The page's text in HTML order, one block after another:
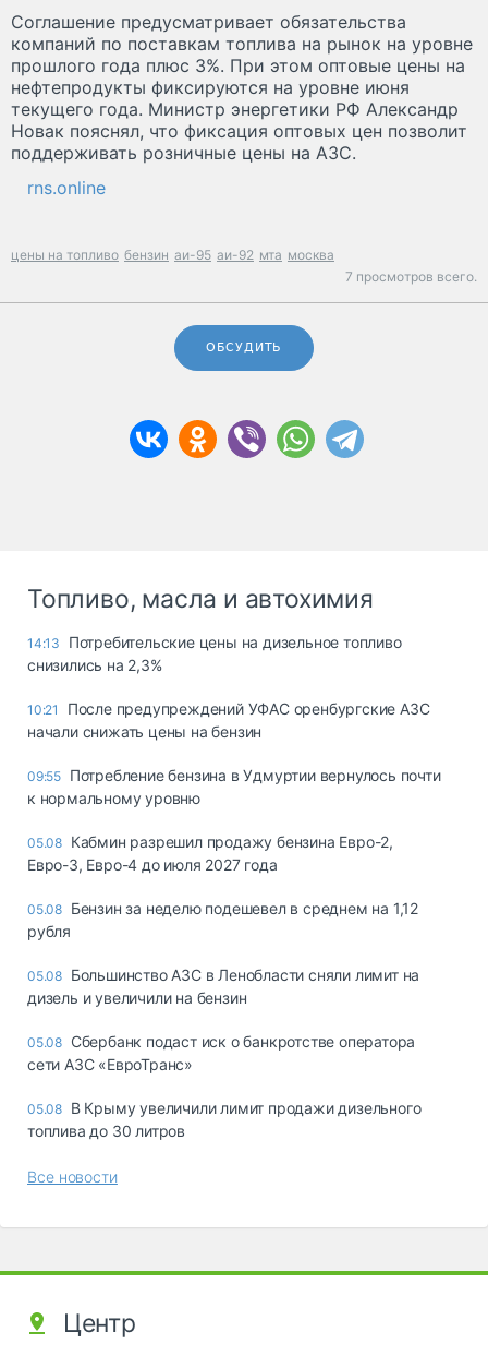
Соглашение предусматривает обязательства
компаний по поставкам топлива на рынок на уровне
прошлого года плюс 3%. При этом оптовые цены на
нефтепродукты фиксируются на уровне июня
текущего года. Министр энергетики РФ Александр
Новак пояснял, что фиксация оптовых цен позволит
поддерживать розничные цены на АЗС.
rns.online
цены на топливо бензин аи-95 аи-92 мта москва
7 просмотров всего.
ОБСУДИТЬ
Топливо, масла и автохимия
14:13
Потребительские цены на дизельное топливо
снизились на 2,3%
10:21
После предупреждений УФАС оренбургские АЗС
начали снижать цены на бензин
09:55 Потребление бензина в Удмуртии вернулось почти
к нормальному уровню
05.08 Кабмин разрешил продажу бензина Евро-2,
Евро-3, Евро-4 до июля 2027 года
05.08 Бензин за неделю подешевел в среднем на 1,12
рубля
05.08 Большинство АЗС в Ленобласти сняли лимит на
дизель и увеличили на бензин
05.08 Сбербанк подаст иск о банкротстве оператора
сети АЗС «ЕвроТранс»
05.08 В Крыму увеличили лимит продажи дизельного
топлива до 30 литров
Все новости
Центр